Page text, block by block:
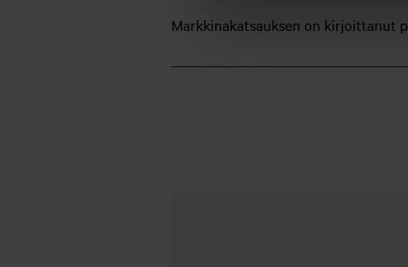
Markkinakatsauksen on kirjoittanut